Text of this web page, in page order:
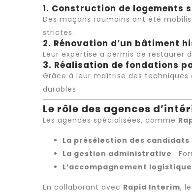
1. Construction de logements
Des maçons roumains ont été
strictes.
2. Rénovation d’un bâtiment
Leur expertise a permis de
3. Réalisation de fondations
Grâce à leur maîtrise des
durables.
Le rôle des agences
Les agences spécialisées, comme
La présélection des candidats
La gestion administrative :
L’accompagnement logistique
En collaborant avec Rapid Interim,